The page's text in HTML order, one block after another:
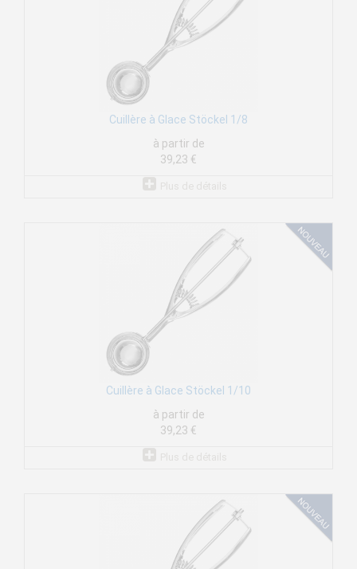
Cuillère à Glace Stöckel 1/8
à partir de
39,23 €
Cuillère à Glace Stöckel 1/10
à partir de
39,23 €